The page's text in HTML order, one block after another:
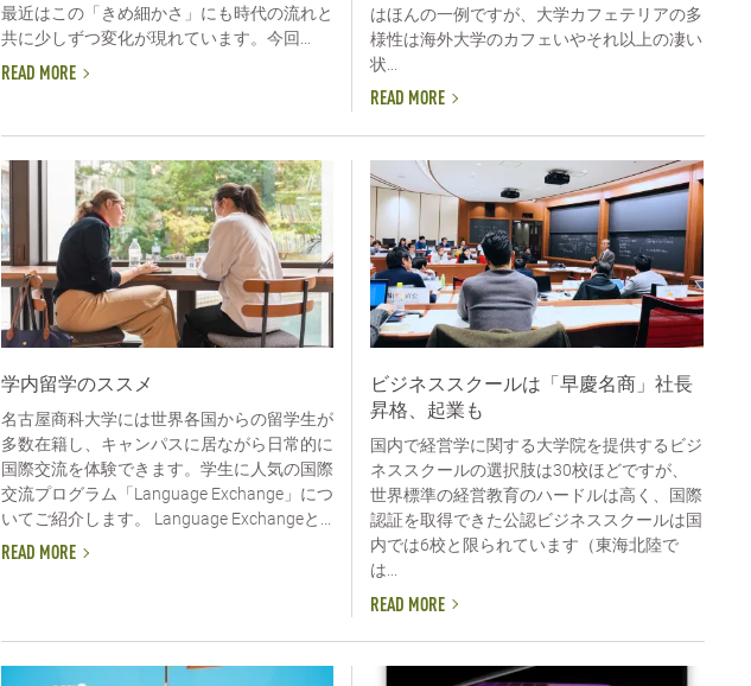
最近はこの「きめ細かさ」にも時代の流れと
共に少しずつ変化が現れています。今回...
READ MORE
はほんの一例ですが、大学カフェテリアの多
様性は海外大学のカフェいやそれ以上の凄い
状...
READ MORE
学内留学のススメ
名古屋商科大学には世界各国からの留学生が
多数在籍し、キャンパスに居ながら日常的に
国際交流を体験できます。学生に人気の国際
交流プログラム「Language Exchange」につ
いてご紹介します。 Language Exchangeと...
READ MORE
ビジネススクールは「早慶名商」社長
昇格、起業も
国内で経営学に関する大学院を提供するビジ
ネススクールの選択肢は30校ほどですが、
世界標準の経営教育のハードルは高く、国際
認証を取得できた公認ビジネススクールは国
内では6校と限られています（東海北陸で
は...
READ MORE